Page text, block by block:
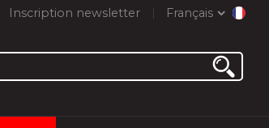
Inscription newsletter Français